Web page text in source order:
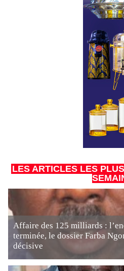
LES ARTICLES LES
Affaire des 125 milliards :
terminée, le dossier Farba
décisive